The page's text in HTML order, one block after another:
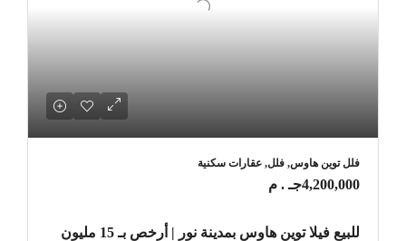
فلل توين هاوس, فلل, عقارات سكنية
4,200,000جـ . م
للبيع فيلا توين هاوس بمدينة نور | أرخص بـ 15 مليون